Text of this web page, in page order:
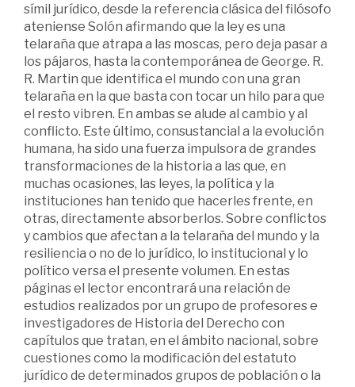
símil jurídico, desde la referencia clásica del filósofo
ateniense Solón afirmando que la ley es una
telaraña que atrapa a las moscas, pero deja pasar a
los pájaros, hasta la contemporánea de George. R.
R. Martin que identifica el mundo con una gran
telaraña en la que basta con tocar un hilo para que
el resto vibren. En ambas se alude al cambio y al
conflicto. Este último, consustancial a la evolución
humana, ha sido una fuerza impulsora de grandes
transformaciones de la historia a las que, en
muchas ocasiones, las leyes, la política y la
instituciones han tenido que hacerles frente, en
otras, directamente absorberlos. Sobre conflictos
y cambios que afectan a la telaraña del mundo y la
resiliencia o no de lo jurídico, lo institucional y lo
político versa el presente volumen. En estas
páginas el lector encontrará una relación de
estudios realizados por un grupo de profesores e
investigadores de Historia del Derecho con
capítulos que tratan, en el ámbito nacional, sobre
cuestiones como la modificación del estatuto
jurídico de determinados grupos de población o la